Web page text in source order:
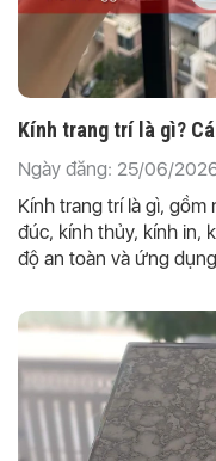
Kính trang trí là gì?
Ngày đăng: 25/06/
Kính trang trí là gì,
đúc, kính thủy, kính in,
độ an toàn và ứng